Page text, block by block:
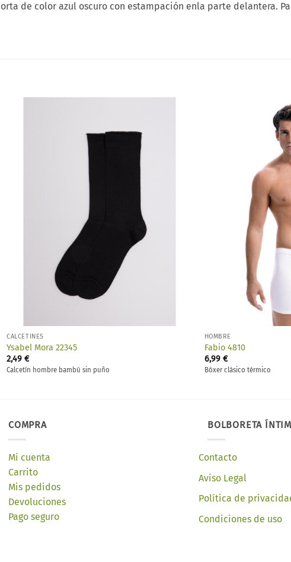
de color azul oscuro con estampación enla parte delantera.
CALCETINES
Ysabel Mora 22345
2,49€
Calcetín hombre bambú sin puño
HOMBRE
Fabio 4810
6,99 €
Bóxer clásico térmico
COMPRA
Mi cuenta
Carrito
Mis pedidos
Devoluciones
Pago seguro
BOLBORETA
Contacto
Aviso Legal
Política de
Condiciones de uso